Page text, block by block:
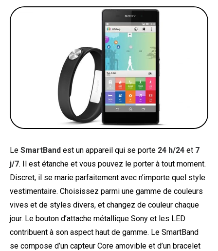
Le SmartBand est un appareil qui se porte 24 h/24 et 7
j/7. Il est étanche et vous pouvez le porter à tout moment.
Discret, il se marie parfaitement avec n’importe quel style
vestimentaire. Choisissez parmi une gamme de couleurs
vives et de styles divers, et changez de couleur chaque
jour. Le bouton d’attache métallique Sony et les LED
contribuent à son aspect haut de gamme. Le SmartBand
se compose d’un capteur Core amovible et d’un bracelet